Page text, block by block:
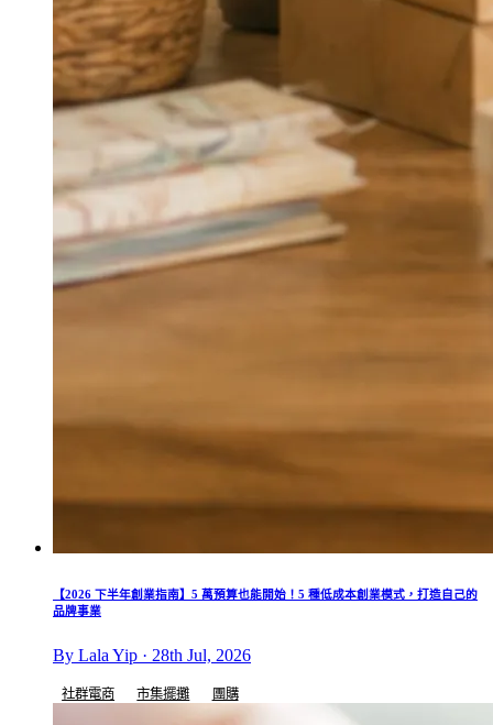
【2026 下半年創業指南】5 萬預算也能開始！5 種低成本創業模式，打造自己的
品牌事業
By Lala Yip · 28th Jul, 2026
社群電商 市集擺攤 團購